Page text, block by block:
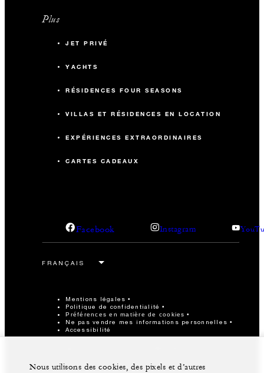
Plus
JET PRIVÉ
YACHTS
RÉSIDENCES FOUR SEASONS
VILLAS ET RÉSIDENCES EN LOCATION
EXPÉRIENCES EXTRAORDINAIRES
CARTES CADEAUX
Facebook Instagram
Mentions légales
Politique de confidentialité
Préférences en matière de cookies
Ne pas vendre mes informations personnelles
Accessibilité
Nous utilisons des cookies, des pixels et d’autres